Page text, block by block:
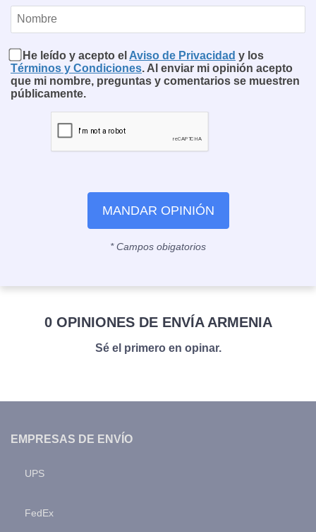
He leído y acepto el Aviso de Privacidad y los
Términos y Condiciones. Al enviar mi opinión acepto
que mi nombre, preguntas y comentarios se muestren
públicamente.
MANDAR OPINIÓN
* Campos obigatorios
0 OPINIONES DE ENVÍA ARMENIA
Sé el primero en opinar.
EMPRESAS DE ENVÍO
UPS
FedEx